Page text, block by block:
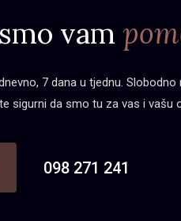
vam
7 dana u tjednu.
sigurni da smo tu za vas i vašu
098 271 241